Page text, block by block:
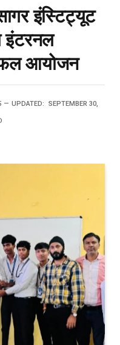
इंस्टिट्यूट
इंटरनल
आयोजन
UPDATED: SEPTEMBER 30,